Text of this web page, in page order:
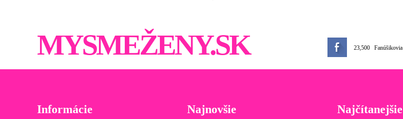
MYSMEŽENY.SK 23,500 Fanúšikovia
Informácie Najnovšie Najčítanejšie